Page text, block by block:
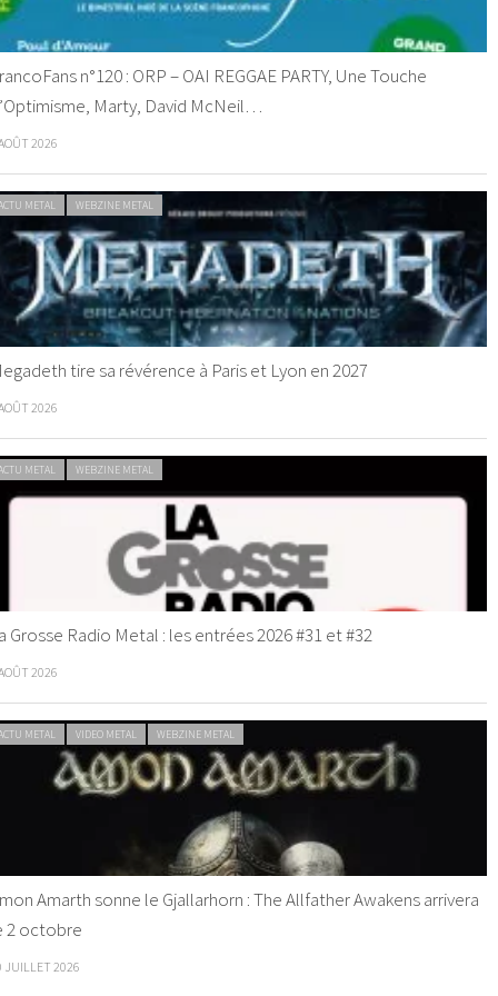
n°120 : ORP – OAI REGGAE PARTY, Une Touche
Marty, David McNeil…
2026
METAL WEBZINE METAL
tire sa révérence à Paris et Lyon en 2027
2026
METAL WEBZINE METAL
Grosse Radio Metal : les entrées 2026 #31 et #32
2026
METAL VIDEO METAL WEBZINE METAL
Amarth sonne le Gjallarhorn : The Allfather Awakens arrivera
2 octobre
JUILLET 2026